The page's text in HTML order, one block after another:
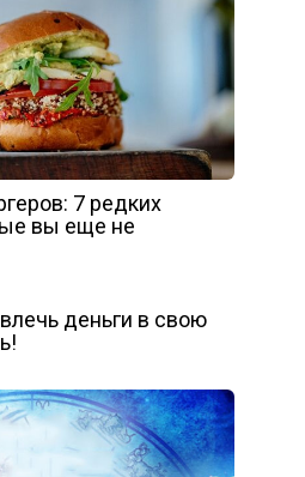
7 редких
вы еще не
деньги в свою